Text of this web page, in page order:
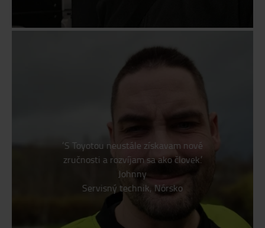
‘S Toyotou neustále získavam nové
zručnosti a rozvíjam sa ako človek.’
Johnny
Servisný technik, Nórsko